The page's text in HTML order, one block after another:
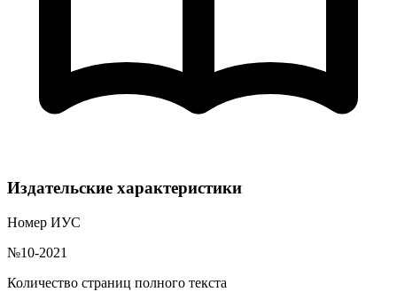
Издательские характеристики
Номер ИУС
№10-2021
Количество страниц полного текста